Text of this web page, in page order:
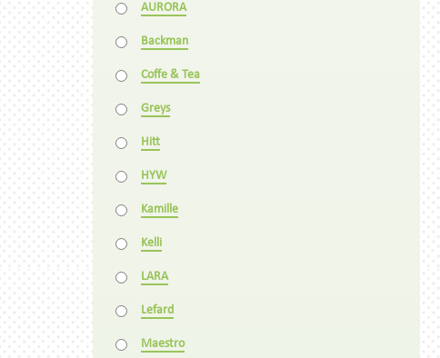
AURORA
Backman
Coffe & Tea
Greys
Hitt
HYW
Kamille
Kelli
LARA
Lefard
Maestro